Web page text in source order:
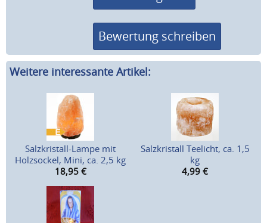
Bewertung schreiben
Weitere interessante Artikel:
Salzkristall-Lampe mit
Holzsockel, Mini, ca. 2,5 kg
18,95 €
Salzkristall Teelicht, ca. 1,5
kg
4,99 €